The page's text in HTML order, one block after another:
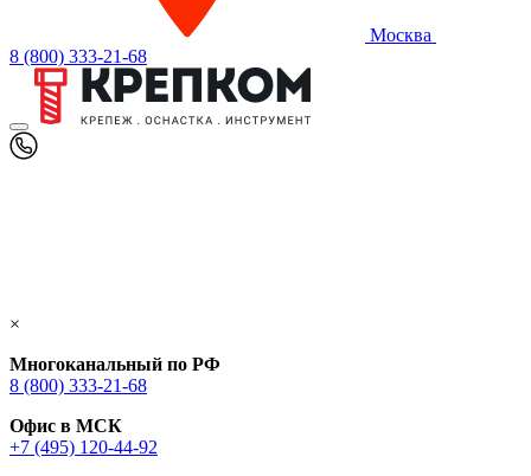
Москва
8 (800) 333-21-68
×
Многоканальный по РФ
8 (800) 333‑21-68
Офис в МСК
+7 (495) 120-44-92